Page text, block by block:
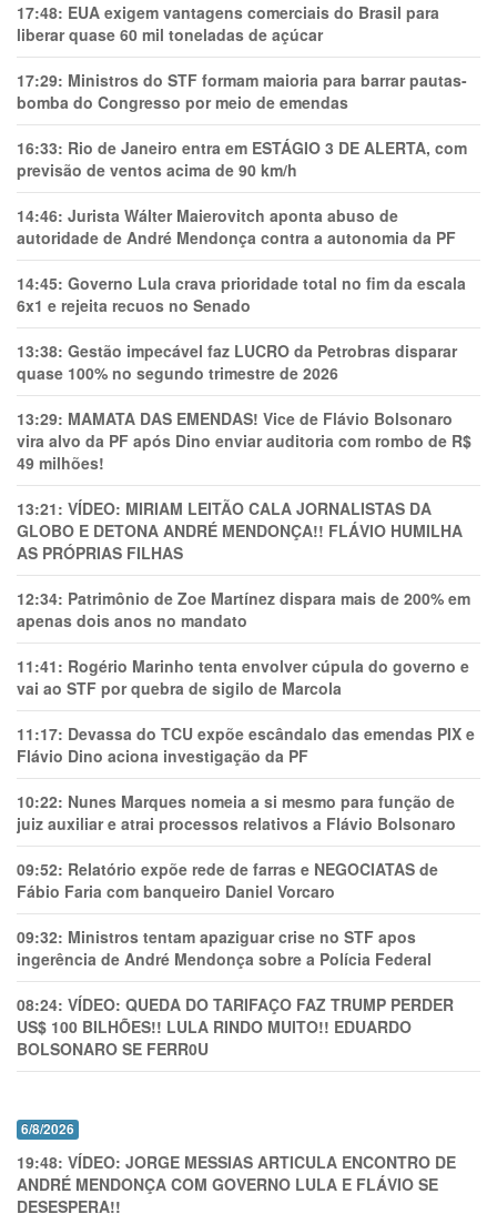
17:48: EUA exigem vantagens comerciais do Brasil para
liberar quase 60 mil toneladas de açúcar
17:29: Ministros do STF formam maioria para barrar pautas-
bomba do Congresso por meio de emendas
16:33: Rio de Janeiro entra em ESTÁGIO 3 DE ALERTA, com
previsão de ventos acima de 90 km/h
14:46: Jurista Wálter Maierovitch aponta abuso de
autoridade de André Mendonça contra a autonomia da PF
14:45: Governo Lula crava prioridade total no fim da escala
6x1 e rejeita recuos no Senado
13:38: Gestão impecável faz LUCRO da Petrobras disparar
quase 100% no segundo trimestre de 2026
13:29: MAMATA DAS EMENDAS! Vice de Flávio Bolsonaro
vira alvo da PF após Dino enviar auditoria com rombo de R$
49 milhões!
13:21: VÍDEO: MIRIAM LEITÃO CALA JORNALISTAS DA
GLOBO E DETONA ANDRÉ MENDONÇA!! FLÁVIO HUMILHA
AS PRÓPRIAS FILHAS
12:34: Patrimônio de Zoe Martínez dispara mais de 200% em
apenas dois anos no mandato
11:41: Rogério Marinho tenta envolver cúpula do governo e
vai ao STF por quebra de sigilo de Marcola
11:17: Devassa do TCU expõe escândalo das emendas PIX e
Flávio Dino aciona investigação da PF
10:22: Nunes Marques nomeia a si mesmo para função de
juiz auxiliar e atrai processos relativos a Flávio Bolsonaro
09:52: Relatório expõe rede de farras e NEGOCIATAS de
Fábio Faria com banqueiro Daniel Vorcaro
09:32: Ministros tentam apaziguar crise no STF apos
ingerência de André Mendonça sobre a Polícia Federal
08:24: VÍDEO: QUEDA DO TARIFAÇO FAZ TRUMP PERDER
US$ 100 BILHÕES!! LULA RINDO MUITO!! EDUARDO
BOLSONARO SE FERR0U
6/8/2026
19:48: VÍDEO: JORGE MESSIAS ARTICULA ENCONTRO DE
ANDRÉ MENDONÇA COM GOVERNO LULA E FLÁVIO SE
DESESPERA!!